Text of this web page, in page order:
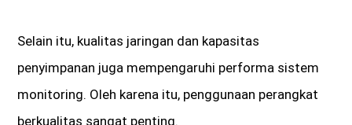
Selain itu, kualitas jaringan dan kapasitas
penyimpanan juga mempengaruhi performa sistem
monitoring. Oleh karena itu, penggunaan perangkat
berkualitas sangat penting.